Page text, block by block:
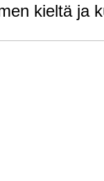
kieltä ja